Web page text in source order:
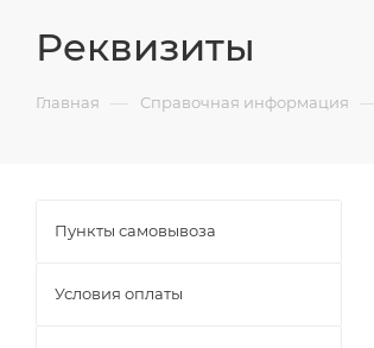
Реквизиты
Главная — Справочная информация
Пункты самовывоза
Условия оплаты